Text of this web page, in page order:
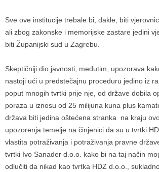
Sve ove institucije trebale bi, dakle, biti
ali zbog zakonske i memorijske zastare jedini
biti Županijski sud u Zagrebu.
Skeptičniji dio javnosti, međutim, upozorava
nastoji ući u predstečajnu proceduru jedino iz
poput mnogih tvrtki prije nje, od države dobila
poraza u iznosu od 25 milijuna kuna plus
država biti jedina oštećena stranka na kraju
upozorenja temelje na činjenici da su u tvrtki
vlastita potraživanja i potraživanja pravne
tvrtki Ivo Sanader d.o.o. kako bi na taj način
odlučiti da nikad kao tvrtka HDZ d.o.o.,